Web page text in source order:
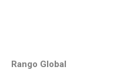
Rango Global